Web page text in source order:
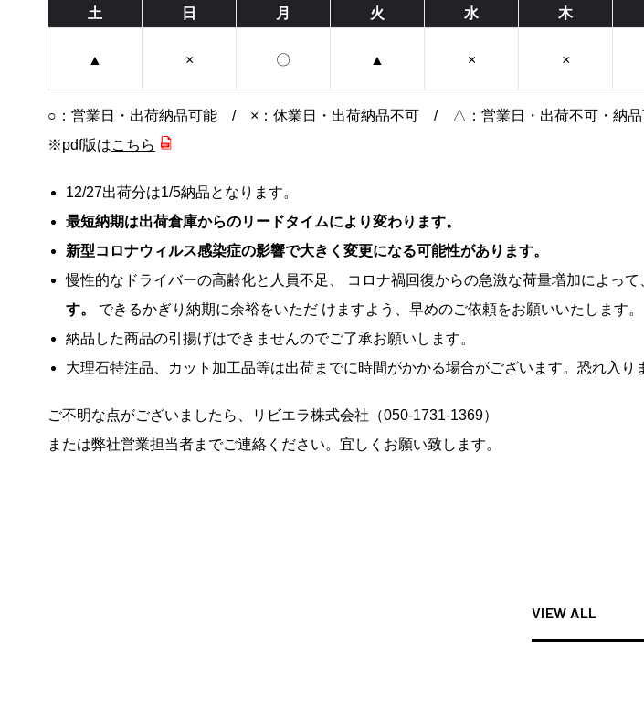
土 日 月 火 水 木
▲ × 〇 ▲ × ×
○：営業日・出荷納品可能 / ×：休業日・出荷納品不可 / △：営業日・出荷不可・納
※pdf版はこちら
12/27出荷分は1/5納品となります。
最短納期は出荷倉庫からのリードタイムにより変わります。
新型コロナウィルス感染症の影響で大きく変更になる可能性があります。
慢性的なドライバーの高齢化と人員不足、 コロナ禍回復からの急激な荷量増加によって
す。
できるかぎり納期に余裕をいただ けますよう、早めのご依頼をお願いいたします。
納品した商品の引揚げはできませんのでご了承お願いします。
大理石特注品、カット加工品等は出荷までに時間がかかる場合がございます。恐れ入り
ご不明な点がございましたら、リビエラ株式会社（050-1731-1369）
または弊社営業担当者までご連絡ください。宜しくお願い致します。
VIEW ALL